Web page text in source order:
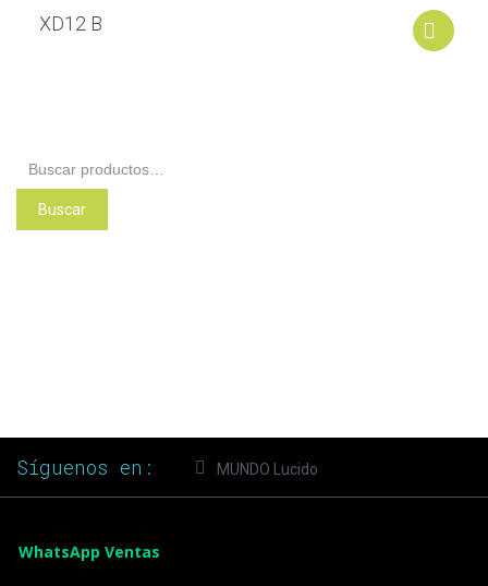
XD12 B
por:
Buscar
Síguenos en: MUNDO Lucido
WhatsApp Ventas